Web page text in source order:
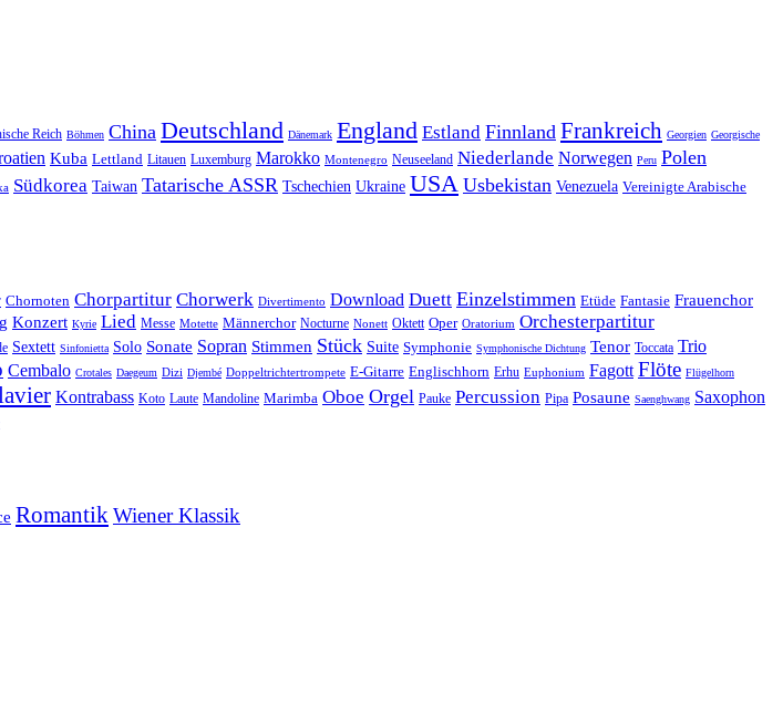
Reich Böhmen China Deutschland Dänemark England Estland Finnland Frankreich Georgien Georgische
Kuba Lettland Litauen Luxemburg Marokko Montenegro Neuseeland Niederlande Norwegen Peru Polen
Südkorea Taiwan Tatarische ASSR Tschechien Ukraine USA Usbekistan Venezuela Vereinigte Arabische
Chornoten Chorpartitur Chorwerk Divertimento Download Duett Einzelstimmen Etüde Fantasie Frauenchor
Konzert Kyrie Lied Messe Motette Männerchor Nocturne Nonett Oktett Oper Oratorium Orchesterpartitur
Sextett Sinfonietta Solo Sonate Sopran Stimmen Stück Suite Symphonie Symphonische Dichtung Tenor Toccata Trio
Cembalo Crotales Daegeum Dizi Djembé Doppeltrichtertrompete E-Gitarre Englischhorn Erhu Euphonium Fagott Flöte Flügelhorn
Kontrabass Koto Laute Mandoline Marimba Oboe Orgel Pauke Percussion Pipa Posaune Saenghwang Saxophon
RomantikWiener Klassik